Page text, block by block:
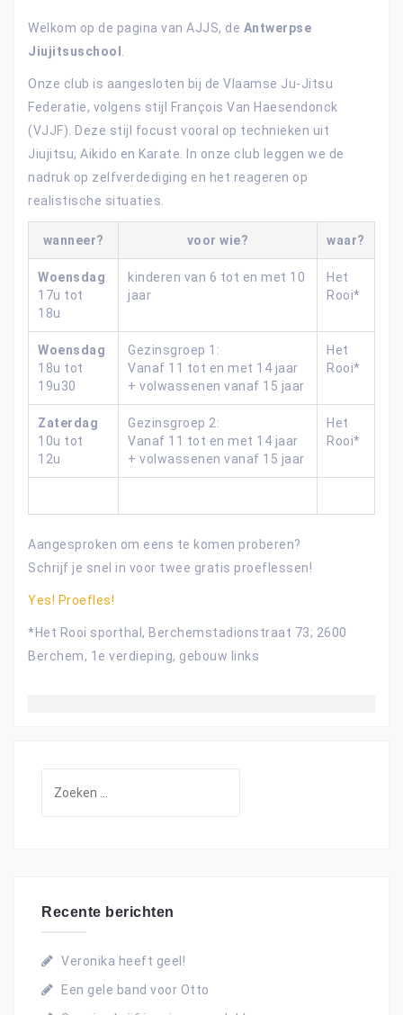
Welkom op de pagina van AJJS, de Antwerpse
Jiujitsuschool
Onze club is aangesloten bij de Vlaamse Ju-Jitsu
Federatie, volgens stijl François Van Haesendonck
(VJJF). Deze stijl focust vooral op technieken uit
Jiujitsu, Aikido en Karate. In onze club leggen we de
nadruk op zelfverdediging en het reageren op
realistische situaties.
wanneer? voor wie? waar?
Woensdag
17u tot
18u
kinderen van 6 tot en met 10
jaar
Het
Rooi*
Woensdag
18u tot
19u30
Gezinsgroep 1:
Vanaf 11 tot en met 14 jaar
+ volwassenen vanaf 15 jaar
Het
Rooi*
Zaterdag
10u tot
12u
Gezinsgroep 2:
Vanaf 11 tot en met 14 jaar
+ volwassenen vanaf 15 jaar
Het
Rooi*
Aangesproken om eens te komen proberen?
Schrijf je snel in voor twee gratis proeflessen!
Yes! Proefles!
*Het Rooi sporthal, Berchemstadionstraat 73; 2600
Berchem, 1e verdieping, gebouw links
n
a
r
Recente berichten
Veronika heeft geel!
Een gele band voor Otto